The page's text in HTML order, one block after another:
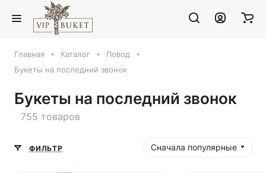
Главная Каталог
Повод
Букеты на последний звонок
Букеты на последний звонок
755 товаров
ФИЛЬТР Сначала популярные